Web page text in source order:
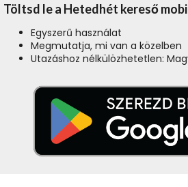
Töltsd le a Hetedhét kereső
Egyszerű használat
Megmutatja, mi van a közelben
Utazáshoz nélkülözhetetlen: